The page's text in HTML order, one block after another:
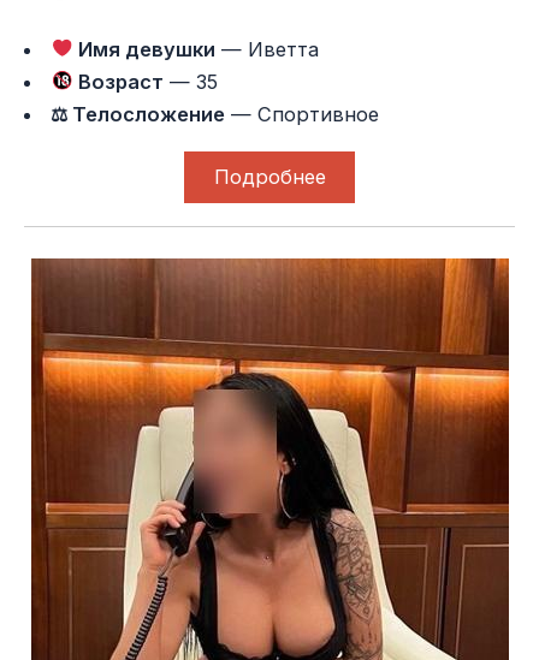
Имя девушки — Иветта
Возраст — 35
⚖ Телосложение — Спортивное
Подробнее